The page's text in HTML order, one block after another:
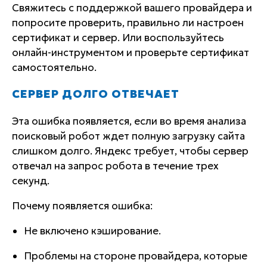
Свяжитесь с поддержкой вашего провайдера и
попросите проверить, правильно ли настроен
сертификат и сервер. Или воспользуйтесь
онлайн-инструментом и проверьте сертификат
самостоятельно.
СЕРВЕР ДОЛГО ОТВЕЧАЕТ
Эта ошибка появляется, если во время анализа
поисковый робот ждет полную загрузку сайта
слишком долго. Яндекс требует, чтобы сервер
отвечал на запрос робота в течение трех
секунд.
Почему появляется ошибка:
Не включено кэширование.
Проблемы на стороне провайдера, которые